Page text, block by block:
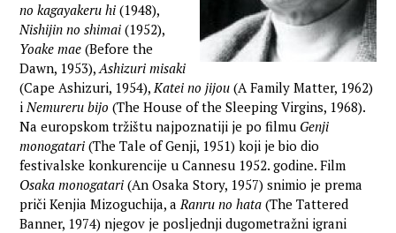
no kagayakeru hi (1948),
Nishijin no shimai (1952),
Yoake mae (Before the
Dawn, 1953),Ashizuri misaki
(Cape Ashizuri, 1954),Katei no jijou (A Family Matter, 1962)
iNemureru bijo (The House of the Sleeping Virgins, 1968).
Na europskom tržištu najpoznatiji je po filmu Genji
monogatari (The Tale of Genji, 1951) koji je bio dio
festivalske konkurencije u Cannesu 1952. godine. Film
Osaka monogatari (An Osaka Story, 1957) snimio je prema
priči Kenjia Mizoguchija, aRanru no hata (The Tattered
Banner, 1974) njegov je posljednji dugometražni igrani